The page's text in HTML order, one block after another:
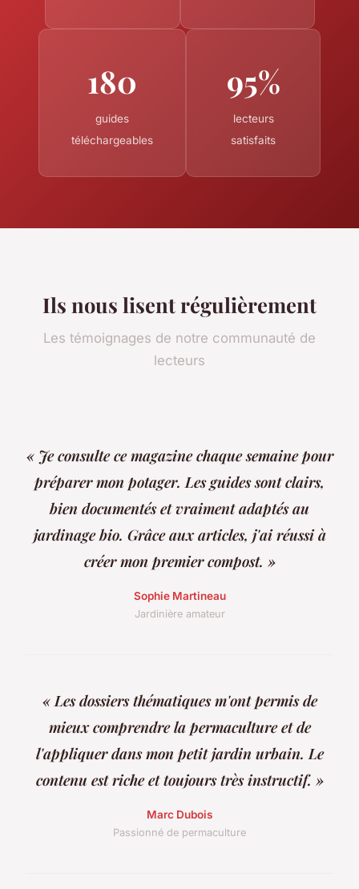
180
guides
téléchargeables
95%
lecteurs
satisfaits
Ils nous lisent régulièrement
Les témoignages de notre communauté de
lecteurs
« Je consulte ce magazine chaque semaine pour
préparer mon potager. Les guides sont clairs,
bien documentés et vraiment adaptés au
jardinage bio. Grâce aux articles, j'ai réussi à
créer mon premier compost. »
Sophie Martineau
Jardinière amateur
« Les dossiers thématiques m'ont permis de
mieux comprendre la permaculture et de
l'appliquer dans mon petit jardin urbain. Le
contenu est riche et toujours très instructif. »
Marc Dubois
Passionné de permaculture